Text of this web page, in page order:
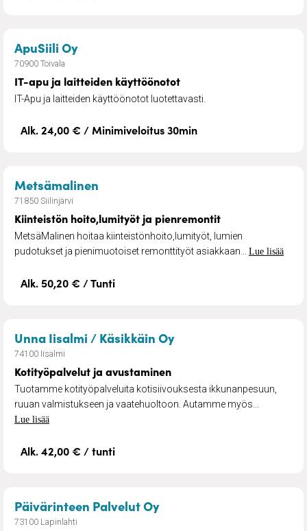
ApuSiili Oy– IT-apu ja laitteiden käyttöönotot
70900 Toivala
IT-apu ja laitteiden käyttöönotot
IT-Apu ja laitteiden käyttöönotot luotettavasti.
Alk. 24,00 € / Minimiveloitus 30min
Metsämalinen
71850 Siilinjärvi
Kiinteistön hoito,lumityöt ja pienremontit
MetsäMalinen hoitaa kiinteistönhoito,lumityöt, lumien
pudotukset ja pienimuotoiset remonttityöt asiakkaan... Lue lisää
Alk. 50,20 € / Tunti
Unna Iisalmi / Käsikkäin Oy– Kotityöpalvelut ja
74100 Iisalmi
Kotityöpalvelut ja avustaminen
Tuotamme kotityöpalveluita kotisiivouksesta ikkunanpesuun,
ruuan valmistukseen ja vaatehuoltoon. Autamme myös...
Lue lisää
Alk. 42,00 € / tunti
Päivärinteen Palvelut Oy– Esteettömyyden
73100 Lapinlahti